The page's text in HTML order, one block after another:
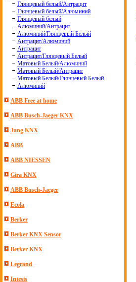
Глянцевый белый/Антрацит
Глянцевый белый/Алюминий
Глянцевый белый
Алюминий/Антрацит
Алюминий/Глянцевый Белый
Антрацит/Алюминий
Антрацит
Антрацит/Глянцевый Белый
Матовый Белый/Алюминий
Матовый Белый/Антрацит
Матовый Белый/Глянцевый Белый
Алюминий
ABB Free at home
ABB Busch-Jaeger KNX
Jung KNX
ABB
ABB NIESSEN
Gira KNX
ABB Busch-Jaeger
Ecola
Berker
Berker KNX Sensor
Berker KNX
Legrand
Intesis